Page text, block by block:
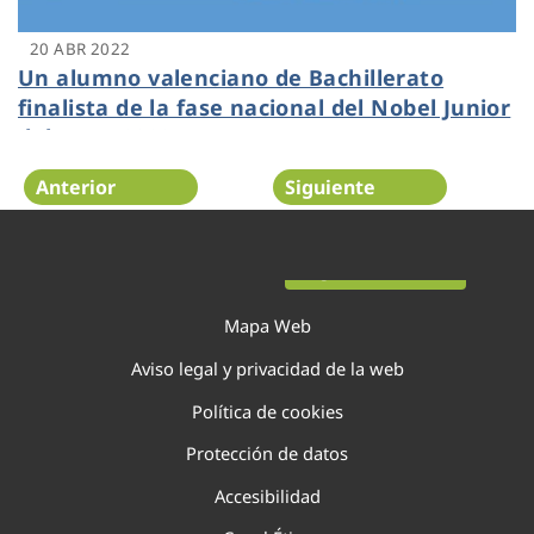
20 ABR 2022
Un alumno valenciano de Bachillerato
finalista de la fase nacional del Nobel Junior
del Agua 2022
Anterior Siguiente
Mapa Web
Aviso legal y privacidad de la web
Política de cookies
Protección de datos
Accesibilidad